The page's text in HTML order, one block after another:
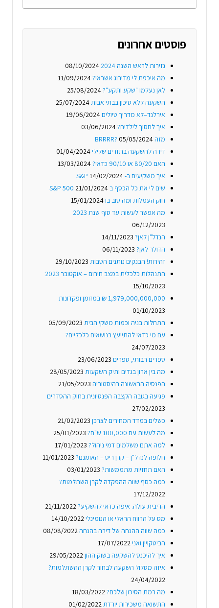
פוסטים אחרונים
גזירות לראש השנה 2024
08/10/2024
מה איכפת לי מדירוג אשראי?11/09/2024
לאן נעלמו "שקע ותקע"?25/08/2024
השקעה ללא סיכון בבתי אבות25/07/2024
אירלנד–לא מדריך טיולים19/06/2024
איך לחסוך לילדים?03/06/2024
מזה BRRRR?05/05/2024
דירה להשקעה בתזרים שלילי01/04/2024
האם 80/20 או 90/10 כדאי?
13/03/2024
איך משקיעים ב- S&P14/02/2024
שים לי את כל הכסף ב S&P 50021/01/2024
חוק העמלות ומה טוב בו15/01/2024
מה אפשר לעשות עד סוף שנת 2023
06/12/2023
הנדל"ן לאן? 14/11/2023
הדולר לאן? 06/11/2023
זהירות! הבנקים נותנים הטבות 29/10/2023
התנהלות כלכלית במצב חירום – אוקטובר 2023
15/10/2023
1,979,000,000,000 ₪ במזומן ופקדונות
01/10/2023
התחלות בניה וכמות משקי הבית 05/09/2023
עם מי כדאי להתייעץ בנושאים כלכליים?
24/07/2023
ספרים רבותי, ספרים 23/06/2023
מה בין ארון בגדים ותיק השקעות 28/05/2023
הפנסיה הראשונה בהיסטוריה 21/05/2023
פגיעה בגובה הקצבה הפנסיונית בחוק ההסדרים
27/02/2023
כשלים במדד המחירים לצרכן 21/02/2023
מה לעשות עם 100,000 ש"ח?
25/01/2023
למה אתם משלמים דמי ניהול? 17/01/2023
חלופה לנדל"ן – קרן ריט – האומנם? 11/01/2023
האם תחזיות מתממשות? 03/01/2023
כמה כסף שווה ההפקדה לקרן השתלמות?
17/12/2022
הריבית עולה. איפה כדאי להשקיע?21/11/2022
מס על הרווח הראלי או הנומינלי14/10/2022
כמה שווה ההנחה של דירה בהנחה08/08/2022
הביטקויין ואני17/07/2022
איך להיכנס להשקעה בשוק ההון29/05/2022
איזה מסלול השקעה לבחור לקרן ההשתלמות?
24/04/2022
מה רמת הסיכון שלכם?18/03/2022
התשואה משכירות יורדת01/02/2022